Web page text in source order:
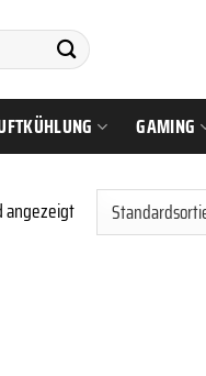
GAMING
angezeigt